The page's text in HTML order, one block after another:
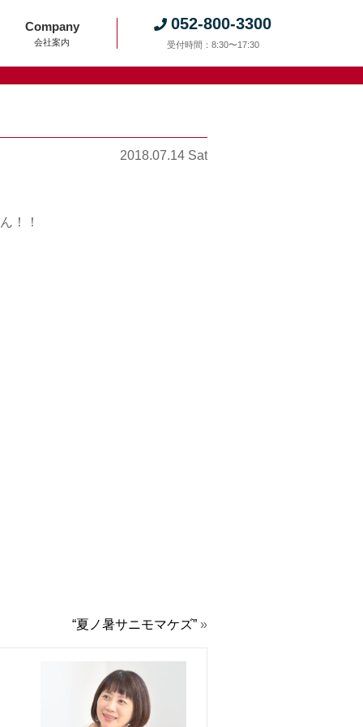
Company
会社案内
052-800-3300
受付時間：8:30〜17:30
2018.07.14 Sat
！！
“夏ノ暑サニモマケズ” »